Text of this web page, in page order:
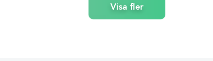
Visa fler